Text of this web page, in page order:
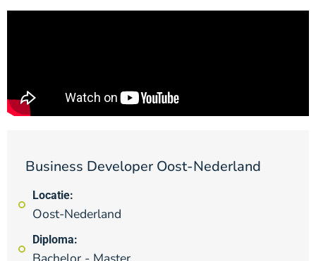
Business Developer Oost-Nederland
Locatie:
Oost-Nederland
Diploma: